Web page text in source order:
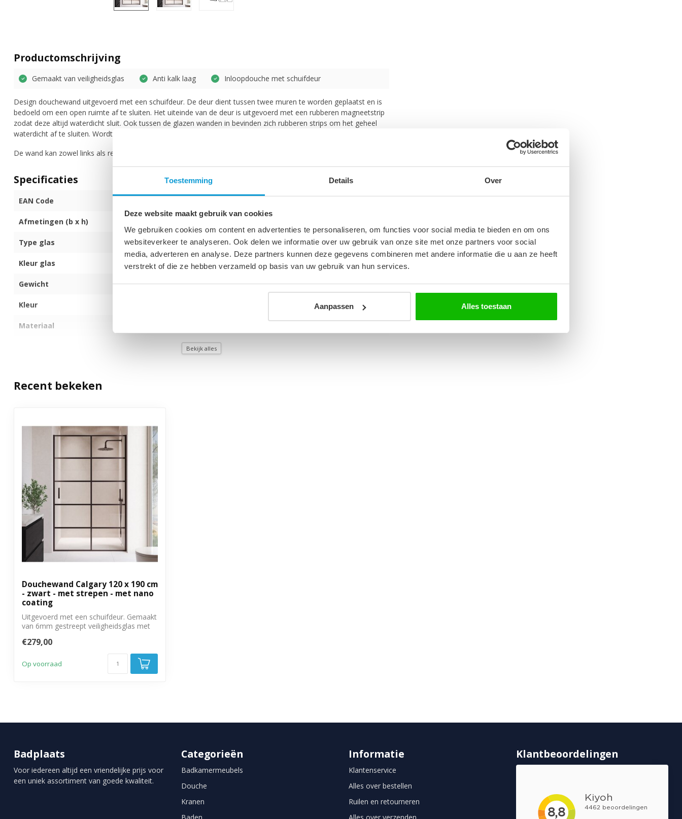
Toestemming Details Over
Deze website maakt gebruik van cookies
We gebruiken cookies om content en advertenties te personaliseren, om functies voor social media te bieden en om ons
websiteverkeer te analyseren. Ook delen we informatie over uw gebruik van onze site met onze partners voor social
media, adverteren en analyse. Deze partners kunnen deze gegevens combineren met andere informatie die u aan ze heeft
verstrekt of die ze hebben verzameld op basis van uw gebruik van hun services.
Aanpassen Alles toestaan
Productomschrijving
Gemaakt van veiligheidsglas Anti kalk laag Inloopdouche met schuifdeur
Design douchewand uitgevoerd met een schuifdeur. De deur dient tussen twee muren te worden geplaatst en is
bedoeld om een open ruimte af te sluiten. Het uiteinde van de deur is uitgevoerd met een rubberen magneetstrip
zodat deze altijd waterdicht sluit. Ook tussen de glazen wanden in bevinden zich rubberen strips om het geheel
waterdicht af te sluiten. Wordt inclusief montage materiaal en handleiding geleverd.
De wand kan zowel links als rechtsom worden geplaatst.
Specificaties
EAN Code
Afmetingen (b x h)
Type glas 6mm dik veiligheidsglas
Kleur glas Transparant met strepen
Gewicht 39 kg
Kleur
Materiaal
Zowel links als rechts
Met stabilisatiestang
Aantal delen
Bekijk alles
Recent bekeken
Douchewand Calgary 120 x 190 cm
- zwart - met strepen - met nano
coating
Uitgevoerd met een schuifdeur. Gemaakt
van 6mm gestreept veiligheidsglas met
€279,00
Op voorraad
Badplaats
Voor iedereen altijd een vriendelijke prijs voor
een uniek assortiment van goede kwaliteit.
Categorieën
Badkamermeubels
Douche
Kranen
Informatie
Klantenservice
Alles over bestellen
Ruilen en retourneren
Klantbeoordelingen